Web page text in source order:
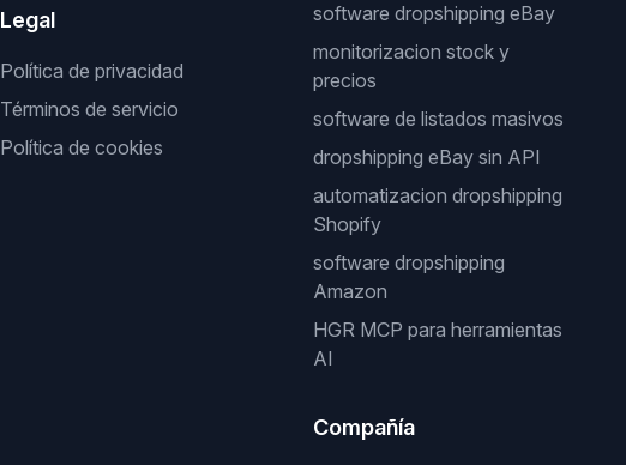
Legal
Política de privacidad
Términos de servicio
Política de cookies
software dropshipping eBay
monitorizacion stock y
precios
software de listados masivos
dropshipping eBay sin API
automatizacion dropshipping
Shopify
software dropshipping
Amazon
HGR MCP para herramientas
AI
Compañía